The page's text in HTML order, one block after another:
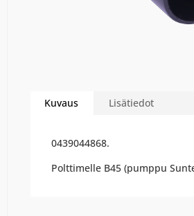
Kuvaus Lisätiedot
0439044868.
Polttimelle B45 (pumppu